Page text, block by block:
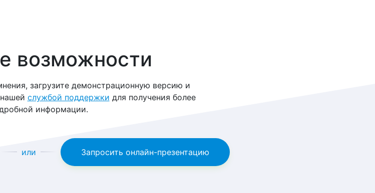
возможности
загрузите демонстрационную версию и
службой поддержки для получения более
информации.
или Запросить онлайн-презентацию